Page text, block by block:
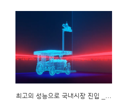
최고의 성능으로 국내시장 진입 _ 주종형(Follow Me) Robot Thouzer